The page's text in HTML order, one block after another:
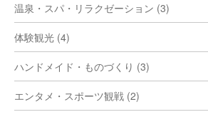
温泉・スパ・リラクゼーション (3)
体験観光 (4)
ハンドメイド・ものづくり (3)
エンタメ・スポーツ観戦 (2)